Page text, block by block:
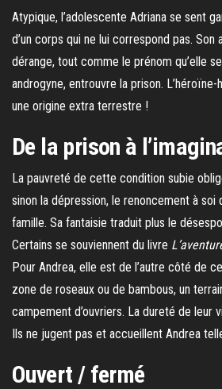
Atypique, l’adolescente Adriana se sent
d’un corps qui ne lui correspond pas. Son
dérange, tout comme le prénom qu’elle
androgyne, entrouvre la prison. L’héroïne-
une origine extra terrestre !
De la prison à
La pauvreté de cette condition subie
sinon la dépression, le renoncement à soi
famille. Sa fantaisie traduit plus le
Certains se souviennent du livre
Pour Andrea, elle est de l’autre côté de
zone de roseaux ou de bambous, un
campement d’ouvriers. La dureté de leur
Ils ne jugent pas et accueillent Andrea
Ouvert / fermé